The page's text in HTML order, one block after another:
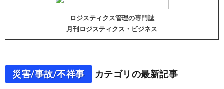
ロジスティクス管理の専門誌
月刊ロジスティクス・ビジネス
災害/事故/不祥事 カテゴリの最新記事